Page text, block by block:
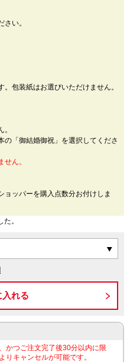
い。
包装紙はお選びいただけません。
「御結婚御祝」を選択してくださ
ん。
ョッパーを購入点数分お付けしま
。
かつご注文完了後30分以内に限
りキャンセルが可能です。